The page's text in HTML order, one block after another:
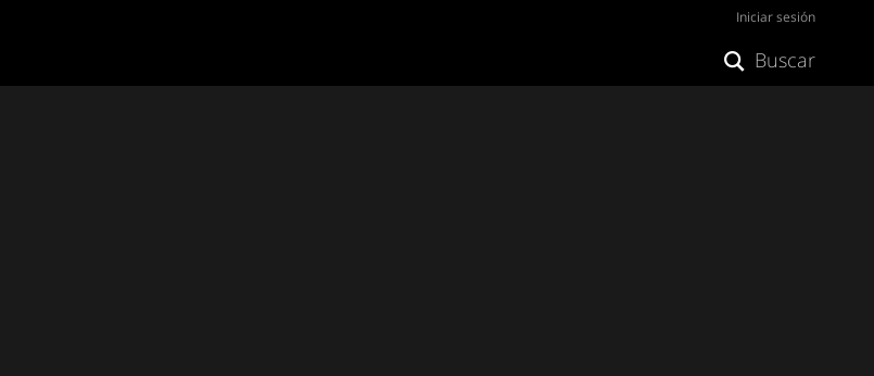
Iniciar sesión
Buscar